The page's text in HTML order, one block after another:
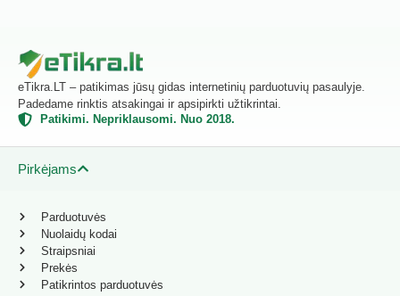
eTikra.LT – patikimas jūsų gidas internetinių parduotuvių pasaulyje.
Padedame rinktis atsakingai ir apsipirkti užtikrintai.
Patikimi. Nepriklausomi. Nuo 2018.
Pirkėjams
Parduotuvės
Nuolaidų kodai
Straipsniai
Prekės
Patikrintos parduotuvės